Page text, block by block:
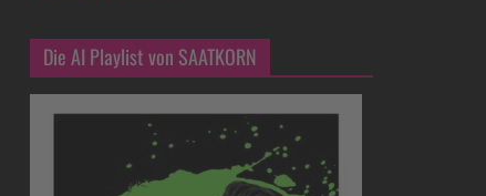
Die AI Playlist von SAATKORN